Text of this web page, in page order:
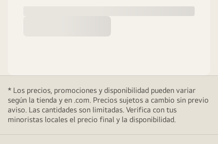
* Los precios, promociones y disponibilidad pueden variar
según la tienda y en .com. Precios sujetos a cambio sin previo
aviso. Las cantidades son limitadas. Verifica con tus
minoristas locales el precio final y la disponibilidad.